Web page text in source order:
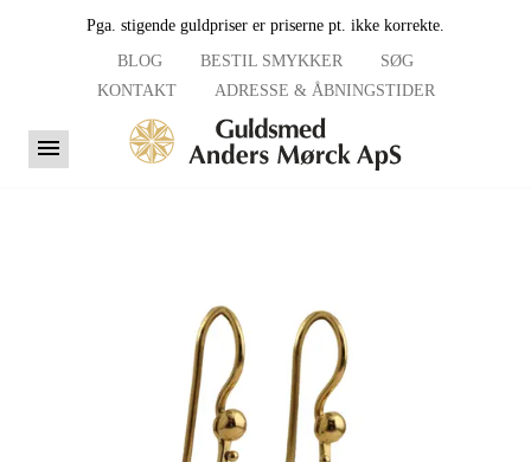
Pga. stigende guldpriser er priserne pt. ikke korrekte.
BLOG
BESTIL SMYKKER
SØG
KONTAKT
ADRESSE & ÅBNINGSTIDER